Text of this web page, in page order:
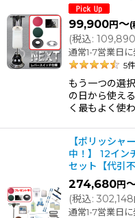
99,900円～(
(税込: 109,890
通常1-7営業日
5件
もう一つの選
の日から使え
く最もよく使
【ポリッシャ
中！】 12イン
セット【代引不
274,680円
(税込: 302,148
通常1-7営業日